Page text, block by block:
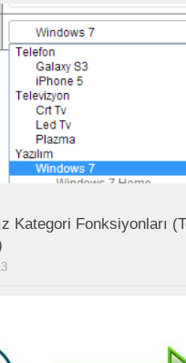
Kategori Fonksiyonları